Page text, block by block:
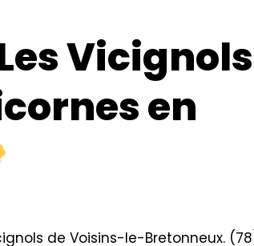
Vicignols
en
de Voisins-le-Bretonneux.